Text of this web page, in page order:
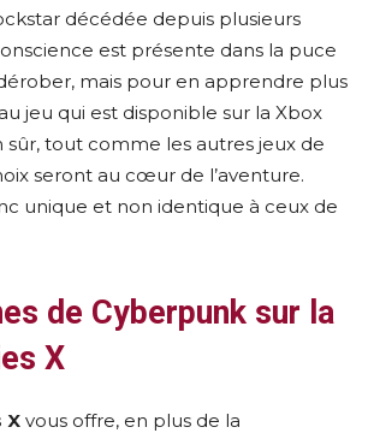
décédée depuis plusieurs
est présente dans la puce
mais pour en apprendre plus
jeu qui est disponible sur la Xbox
sûr, tout comme les autres jeux de
seront au cœur de l’aventure.
unique et non identique à ceux de
de Cyberpunk sur la
X
X vous offre, en plus de la